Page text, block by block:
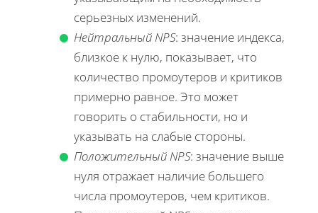
серьезных изменений.
Нейтральный NPS: значение индекса,
близкое к нулю, показывает, что
количество промоутеров и критиков
примерно равное. Это может
говорить о стабильности, но и
указывать на слабые стороны.
Положительный NPS: значение выше
нуля отражает наличие большего
числа промоутеров, чем критиков.